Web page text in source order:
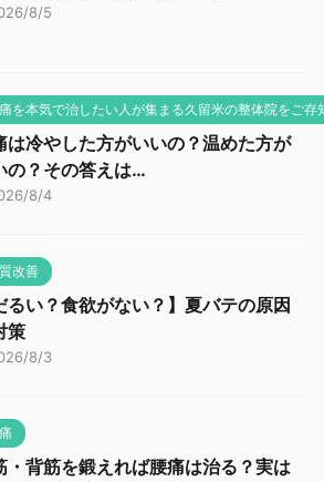
8/5
を本気で治したい人が集まる久留米の整体院をご存
は冷やした方がいいの？温めた方が
の？その答えは…
8/4
改善
るい？食欲がない？】夏バテの原因
策
8/3
・背筋を鍛えれば腰痛は治る？実は